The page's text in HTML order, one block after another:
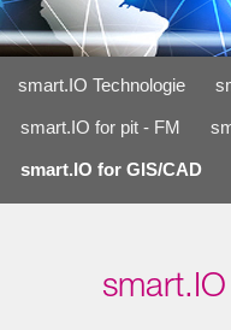
smart.IO Technologie
smart.IO for pit - FM
smart.IO for GIS/CAD